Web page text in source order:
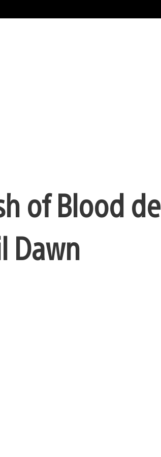
of Blood de
Dawn